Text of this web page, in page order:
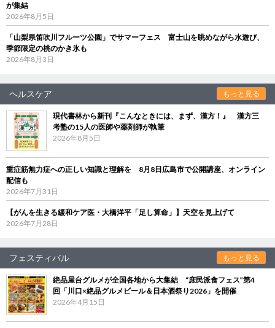
が集結
2026年8月5日
「山梨県笛吹川フルーツ公園」でサマーフェス 富士山を眺めながら水遊び、
季節限定の桃のかき氷も
2026年8月3日
ヘルスケア もっと見る
現代書林から新刊『こんなときには、まず、漢方！』 漢方三
考塾の15人の医師や薬剤師が執筆
2026年8月5日
重症筋無力症への正しい知識と理解を 8月8日広島市で公開講座、オンライン
配信も
2026年7月31日
【がんを生きる緩和ケア医・大橋洋平「足し算命」】天空を見上げて
2026年7月28日
フェスティバル もっと見る
絶品屋台グルメが全国各地から大集結 “庶民派食フェス”第4
回「川口×絶品グルメビール＆日本酒祭り2026」を開催
2026年4月15日